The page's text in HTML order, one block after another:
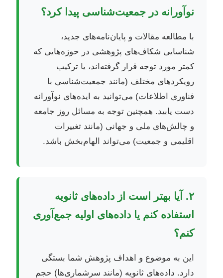
نوآورانه در جمعیت‌شناسی پیدا کرد؟
با مطالعه مقالات و پایان‌نامه‌های جدید،
شناسایی شکاف‌های پژوهشی در حوزه‌هایی که
کمتر مورد توجه قرار گرفته‌اند، یا ترکیب
رویکردهای مختلف (مانند جمعیت‌شناسی با
فناوری اطلاعات) می‌توانید به ایده‌های نوآورانه
دست یابید. همچنین توجه به مسائل روز جامعه
و چالش‌های ملی و جهانی (مانند تغییرات
اقلیمی و جمعیت) می‌تواند الهام‌بخش باشد.
۲. آیا بهتر است از داده‌های ثانویه
استفاده کنم یا داده‌های اولیه جمع‌آوری
کنم؟
این به موضوع و اهداف پژوهش شما بستگی
دارد. داده‌های ثانویه (مانند سرشماری‌ها) حجم